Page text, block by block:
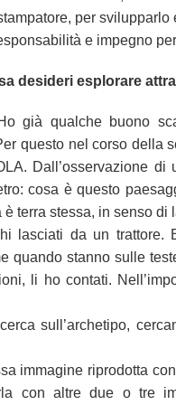
per
e impegno
desideri esplorare
già qualche buono
questo nel corso della
Dall’osservazione
cosa è questo
terra stessa, in senso di
lasciati da un trattore.
quando stanno sulle
li ho contati.
sull’archetipo,
immagine riprodotta
con altre due o tre